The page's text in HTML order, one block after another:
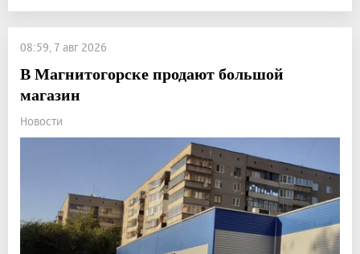
08:59, 7 авг 2026
В Магнитогорске продают большой
магазин
Новости